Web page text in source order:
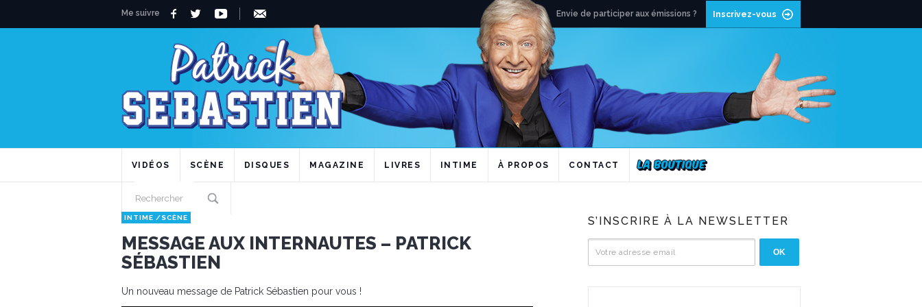
Me suivre Envie de participer aux émissions ? Inscrivez-vous
VIDÉOS SCÈNE DISQUES MAGAZINE LIVRES INTIME À PROPOS CONTACT
INTIME /SCÈNE
MESSAGE AUX INTERNAUTES – PATRICK
SÉBASTIEN
Un nouveau message de Patrick Sébastien pour vous !
S’INSCRIRE À LA NEWSLETTER